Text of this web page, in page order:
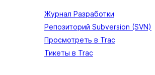
Журнал Разработки
Репозиторий Subversion (SVN)
Просмотреть в Trac
Тикеты в Trac